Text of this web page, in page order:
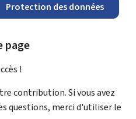
Protection des données
page
!
contribution. Si vous avez
questions, merci d'utiliser le